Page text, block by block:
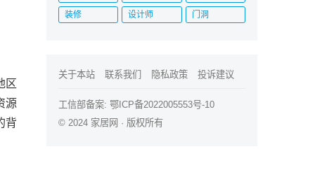
区
源
背
装修 设计师 门洞
关于本站 联系我们 隐私政策 投诉建议
工信部备案: 鄂ICP备2022005553号-10
© 2024 家居网 · 版权所有